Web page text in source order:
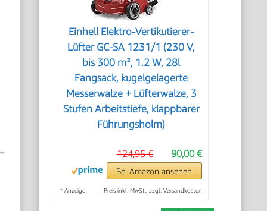
Einhell Elektro-Vertikutierer-
Lüfter GC-SA 1231/1 (230 V,
bis 300 m², 1.2 W, 28l
Fangsack, kugelgelagerte
Messerwalze + Lüfterwalze, 3
Stufen Arbeitstiefe, klappbarer
Führungsholm)
90,00 €
124,95 €
Bei Amazon ansehen
* Anzeige Preis inkl. MwSt., zzgl. Versandkosten